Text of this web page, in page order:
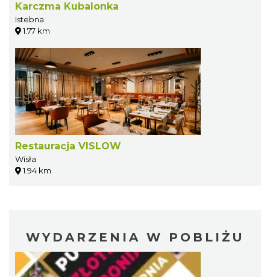
Karczma Kubalonka
Istebna
1.77 km
Restauracja VISLOW
Wisła
1.94 km
WYDARZENIA W POBLIŻU